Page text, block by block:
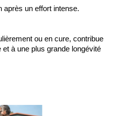
après un effort intense.
ou en cure, contribue
à une plus grande longévité